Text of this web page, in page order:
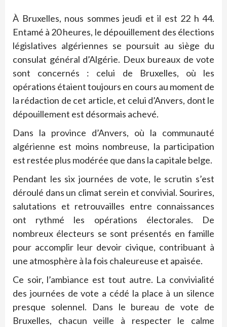
À Bruxelles, nous sommes jeudi et il est 22 h 44.
Entamé à 20 heures, le dépouillement des élections
législatives algériennes se poursuit au siège du
consulat général d’Algérie. Deux bureaux de vote
sont concernés : celui de Bruxelles, où les
opérations étaient toujours en cours au moment de
la rédaction de cet article, et celui d’Anvers, dont le
dépouillement est désormais achevé.
Dans la province d’Anvers, où la communauté
algérienne est moins nombreuse, la participation
est restée plus modérée que dans la capitale belge.
Pendant les six journées de vote, le scrutin s’est
déroulé dans un climat serein et convivial. Sourires,
salutations et retrouvailles entre connaissances
ont rythmé les opérations électorales. De
nombreux électeurs se sont présentés en famille
pour accomplir leur devoir civique, contribuant à
une atmosphère à la fois chaleureuse et apaisée.
Ce soir, l’ambiance est tout autre. La convivialité
des journées de vote a cédé la place à un silence
presque solennel. Dans le bureau de vote de
Bruxelles, chacun veille à respecter le calme